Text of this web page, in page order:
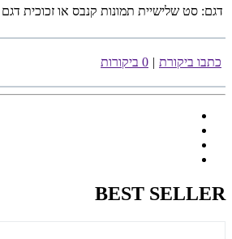
דגם: סט שלישיית תמונות קנבס או זכוכית דגם 1029
כתבו ביקורת | 0 ביקורות
BEST SELLER